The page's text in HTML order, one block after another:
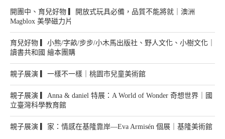
開團中、育兒好物 ▎開放式玩具必備，品質不能將就｜澳洲
Magblox 美學磁力片
育兒好物 ▎小熊/字畝/步步/小木馬出版社、野人文化、小樹文化｜
讀書共和國 繪本團購
親子展演 ▎一樣不一樣｜桃園市兒童美術館
親子展演 ▎Anna & daniel 特展：A World of Wonder 奇想世界｜國
立臺灣科學教育館
親子展演 ▎家：情感在基隆靠岸—Eva Armisén 個展｜基隆美術館